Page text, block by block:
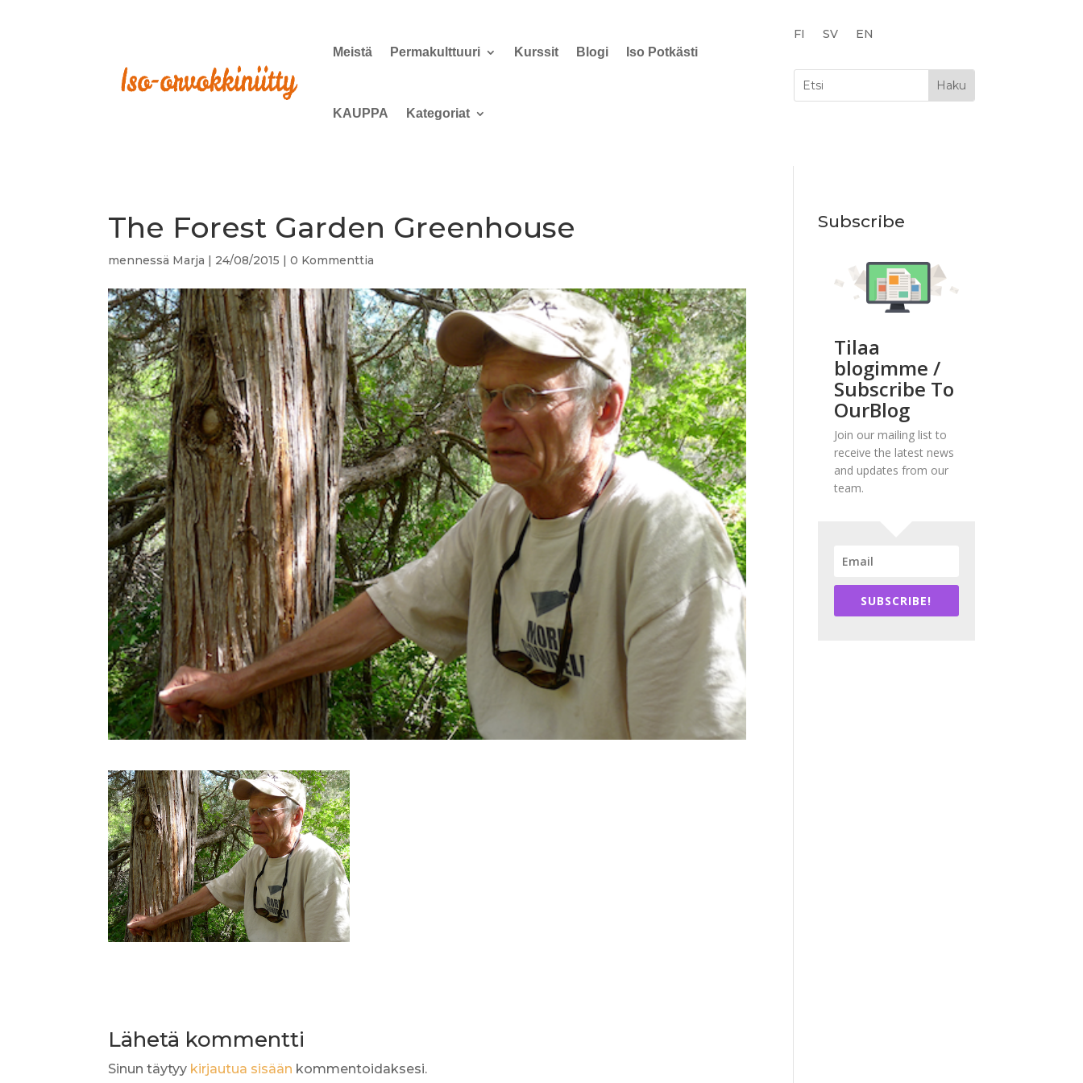
Meistä Permakulttuuri Kurssit Blogi Iso Potkästi
KAUPPA Kategoriat
FI SV EN
The Forest Garden Greenhouse
mennessä Marja | 24/08/2015 |0 Kommenttia
Lähetä kommentti
Sinun täytyy kirjautua sisään kommentoidaksesi.
Subscribe
Tilaa
blogimme /
Subscribe To
OurBlog
Join our mailing list to
receive the latest news
and updates from our
team.
SUBSCRIBE!